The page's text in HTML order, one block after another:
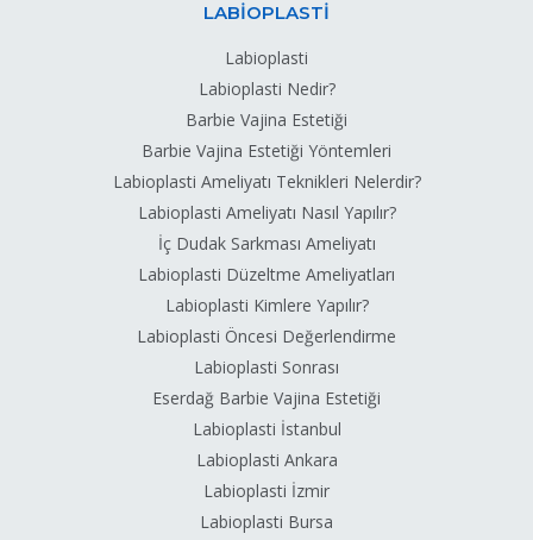
LABİOPLASTİ
Labioplasti
Labioplasti Nedir?
Barbie Vajina Estetiği
Barbie Vajina Estetiği Yöntemleri
Labioplasti Ameliyatı Teknikleri Nelerdir?
Labioplasti Ameliyatı Nasıl Yapılır?
İç Dudak Sarkması Ameliyatı
Labioplasti Düzeltme Ameliyatları
Labioplasti Kimlere Yapılır?
Labioplasti Öncesi Değerlendirme
Labioplasti Sonrası
Eserdağ Barbie Vajina Estetiği
Labioplasti İstanbul
Labioplasti Ankara
Labioplasti İzmir
Labioplasti Bursa